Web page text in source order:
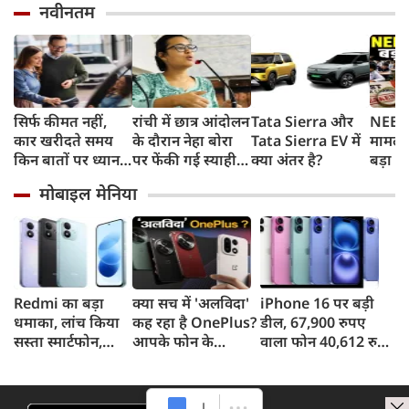
नवीनतम
सिर्फ कीमत नहीं,
कार खरीदते समय
किन बातों पर ध्यान
रांची में छात्र आंदोलन
के दौरान नेहा बोरा
पर फेंकी गई स्याही,
पेलेट से नहीं डरे, इससे
भी नहीं डरेंगे
Tata Sierra और
Tata Sierra EV में
क्या अंतर है?
मामले
बड़ा
हैरान
मोबाइल मेनिया
Redmi का बड़ा
धमाका, लांच किया
सस्ता स्मार्टफोन,
क्या सच में 'अलविदा'
कह रहा है OnePlus?
आपके फोन के
iPhone 16 पर बड़ी
डील, 67,900 रुपए
वाला फोन 40,612 रुपए